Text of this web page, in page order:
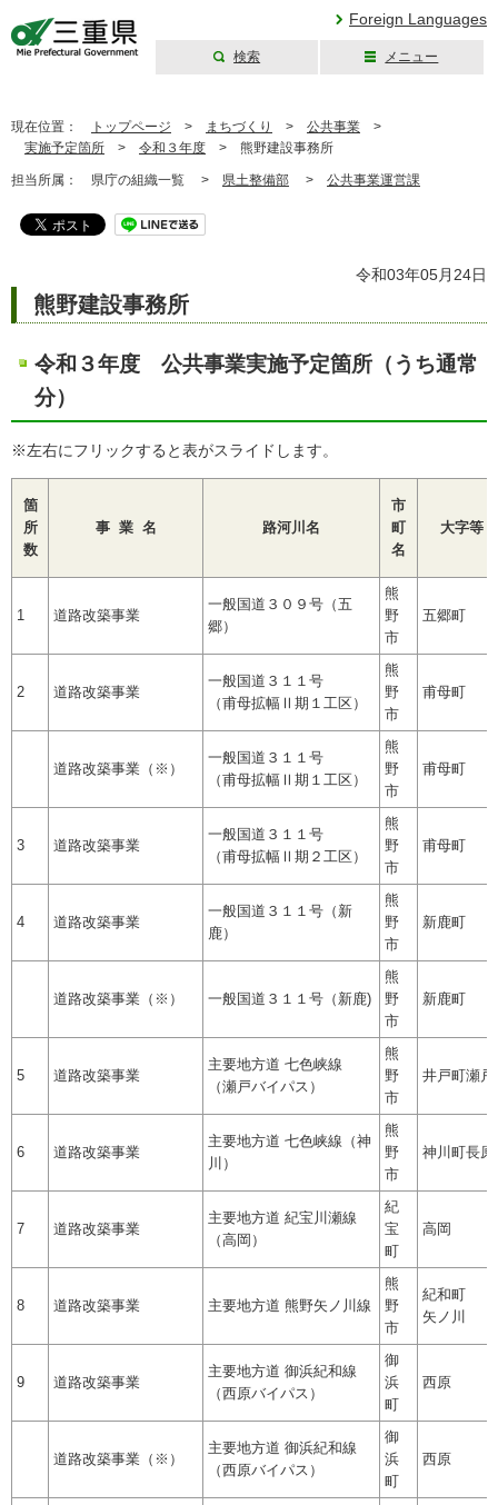
Foreign Languages
検索 メニュー
現在位置： トップページ > まちづくり > 公共事業 >
実施予定箇所 > 令和３年度 > 熊野建設事務所
担当所属： 県庁の組織一覧 > 県土整備部 > 公共事業運営課
令和03年05月24日
熊野建設事務所
令和３年度 公共事業実施予定箇所（うち通常
分）
※左右にフリックすると表がスライドします。
箇
所
数
事 業 名 路河川名
市
町
名
大字等
1 道路改築事業
一般国道３０９号（五
郷）
熊
野
市
五郷町
2 道路改築事業
一般国道３１１号
（甫母拡幅Ⅱ期１工区）
熊
野
市
甫母町
道路改築事業（※）
一般国道３１１号
（甫母拡幅Ⅱ期１工区）
熊
野
市
甫母町
3 道路改築事業
一般国道３１１号
（甫母拡幅Ⅱ期２工区）
熊
野
市
甫母町
4 道路改築事業
一般国道３１１号（新
鹿）
熊
野
市
新鹿町
道路改築事業（※） 一般国道３１１号（新鹿)
熊
野
市
新鹿町
5 道路改築事業
主要地方道 七色峡線
（瀬戸バイパス）
熊
野
市
井戸町瀬戸
6 道路改築事業
主要地方道 七色峡線（神
川）
熊
野
市
神川町長原
7 道路改築事業
主要地方道 紀宝川瀬線
（高岡）
紀
宝
町
高岡
8 道路改築事業 主要地方道 熊野矢ノ川線
熊
野
市
紀和町
矢ノ川
9 道路改築事業
主要地方道 御浜紀和線
（西原バイパス）
御
浜
町
西原
道路改築事業（※）
主要地方道 御浜紀和線
（西原バイパス）
御
浜
町
西原